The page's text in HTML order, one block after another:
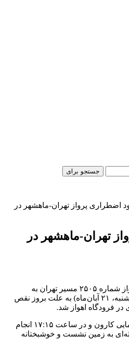
جستجو برای
اضطراری پرواز تهران-ماهشهر در
تهران-ماهشهر در
به گزارش خبرنگار مهر، پرواز شماره ۲۵۰۵ مسیر تهران به
ماهشهر، عصر امروز (چهارشنبه، ۲۱ آبان‌ماه) به علت بروز نقص
در فرودگاه اهواز شد.
این پرواز که متعلق به هواپیمایی کارون و در ساعت ۱۷:۱۵ انجام
به زمین نشست و خوشبختانه